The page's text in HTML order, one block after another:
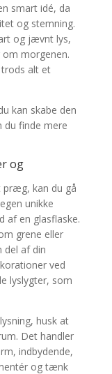
smart idé, da
og stemning.
og jævnt lys,
morgenen.
alt et
kan skabe den
du finde mere
og
præg, kan du gå
unikke
af en glasflaske.
grene eller
del af din
ved
lyslygter, som
husk at
Det handler
indbydende,
og tænk